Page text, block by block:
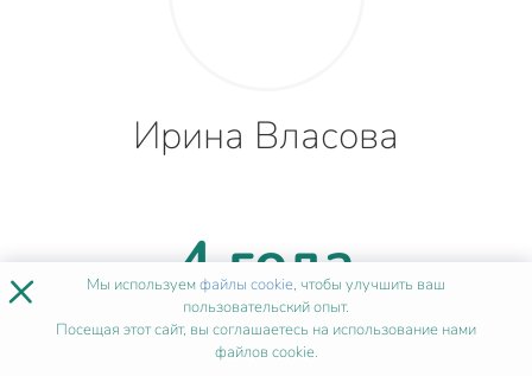
Ирина Власова
4 года
опыта
× Мы используемфайлы cookie, чтобы улучшить ваш
пользовательский опыт.
Посещая этот сайт, вы соглашаетесь на использование нами
файлов cookie.